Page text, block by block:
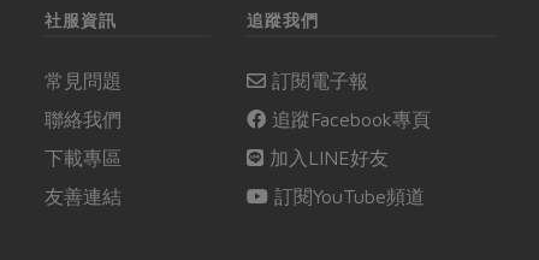
社服資訊
常見問題
聯絡我們
下載專區
友善連結
追蹤我們
訂閱電子報
追蹤Facebook專頁
加入LINE好友
訂閱YouTube頻道